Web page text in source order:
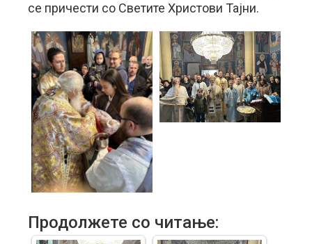
се причести со Светите Христови Тајни.
Продолжете со читање: